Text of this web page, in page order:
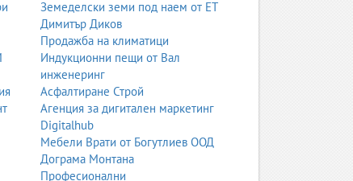
за приказка и кралска визия.
и подчертава извивките.
Земеделски земи под наем от ЕТ
Димитър Диков
Продажба на климатици
Индукционни пещи от Вал
инженеринг
Асфалтиране Строй
Агенция за дигитален маркетинг
Digitalhub
Мебели Врати от Богутлиев ООД
Дограма Монтана
Професионални